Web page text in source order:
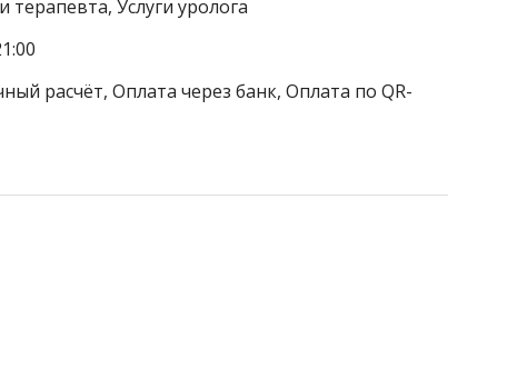
терапевта, Услуги уролога
расчёт, Оплата через банк, Оплата по QR-